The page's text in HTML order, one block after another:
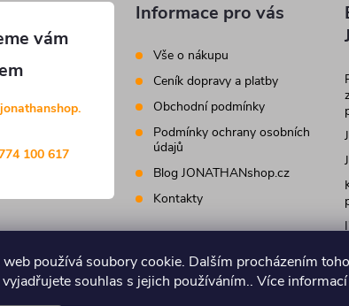
web používá soubory cookie. Dalším procházením
souhlas s jejich používáním.. Více informací
jonathanshop.
100 617
Informace pro vás
Vše o nákupu
Ceník dopravy a platby
Obchodní podmínky
Podmínky ochrany osobních
údajů
Blog JONATHANshop.cz
Kontakty